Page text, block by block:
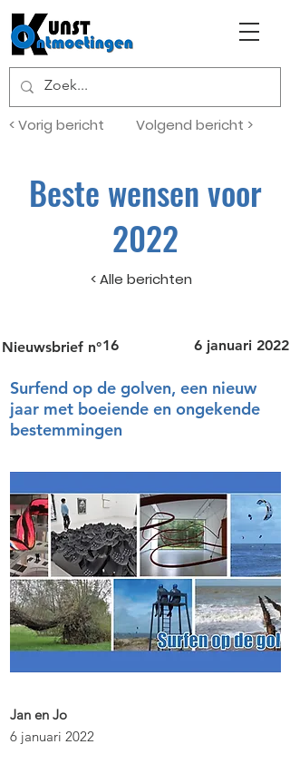
< Vorig bericht Volgend bericht >
Beste wensen voor
2022
< Alle berichten
Nieuwsbrief n°16 6 januari 2022
Surfend op de golven, een nieuw
jaar met boeiende en ongekende
bestemmingen
Jan en Jo
6 januari 2022